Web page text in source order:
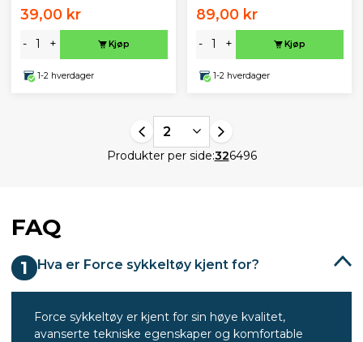
39,00 kr
- + Kjøp
1-2 hverdager
89,00 kr
- + Kjøp
1-2 hverdager
2
Produkter per side:326496
FAQ
1 Hva er Force sykkeltøy kjent for?
Force sykkeltøy er kjent for sin høye kvalitet,
avanserte tekniske egenskaper og komfortable